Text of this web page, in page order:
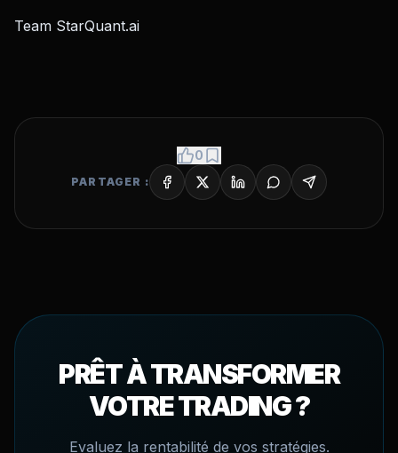
Team StarQuant.ai
0
PARTAGER :
PRÊT À TRANSFORMER
VOTRE TRADING ?
Evaluez la rentabilité de vos stratégies.